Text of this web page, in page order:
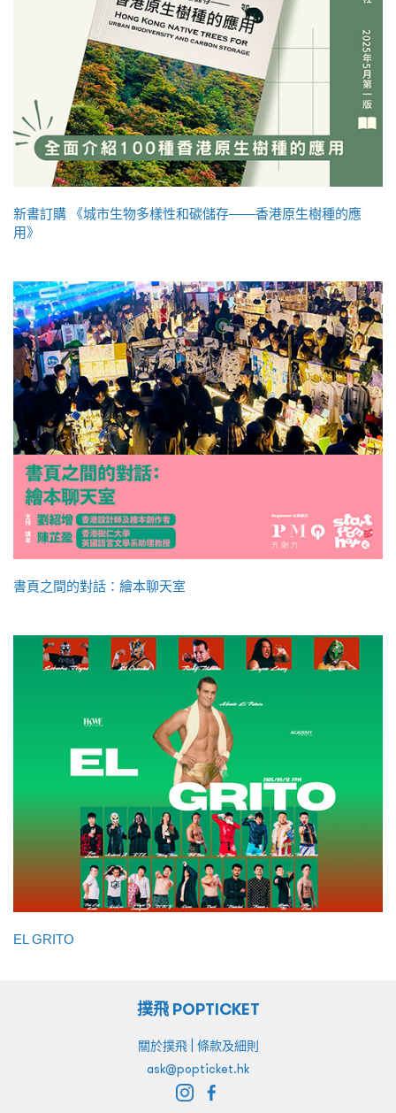
新書訂購 《城市生物多樣性和碳儲存——香港原生樹種的應
用》
書頁之間的對話：繪本聊天室
EL GRITO
撲飛 POPTICKET
關於撲飛| 條款及細則
ask@popticket.hk